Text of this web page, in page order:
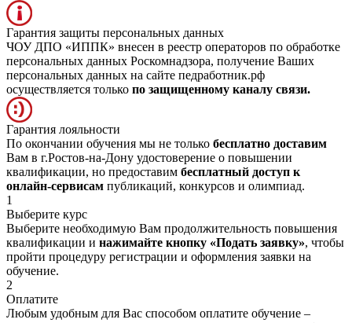
Гарантия защиты персональных данных
ЧОУ ДПО «ИППК» внесен в реестр операторов по обработке
персональных данных Роскомнадзора, получение Ваших
персональных данных на сайте педработник.рф
осуществляется только по защищенному каналу связи.
Гарантия лояльности
По окончании обучения мы не только бесплатно доставим
Вам в г.Ростов-на-Дону удостоверение о повышении
квалификации, но предоставим бесплатный доступ к
онлайн-сервисам публикаций, конкурсов и олимпиад.
1
Выберите курс
Выберите необходимую Вам продолжительность повышения
квалификации и нажимайте кнопку «Подать заявку», чтобы
пройти процедуру регистрации и оформления заявки на
обучение.
2
Оплатите
Любым удобным для Вас способом оплатите обучение –